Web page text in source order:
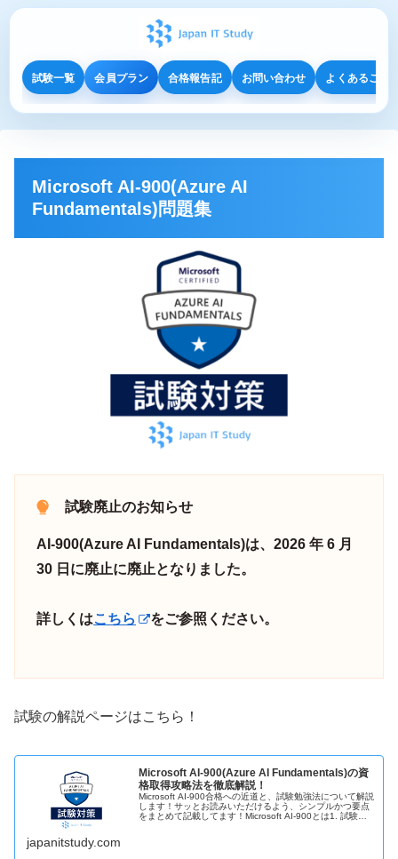
試験一覧 会員プラン 合格報告記 お問い合わせ よくあるご質
Microsoft AI-900(Azure AI
Fundamentals)問題集
試験廃止のお知らせ
AI-900(Azure AI Fundamentals)は、2026 年 6 月
30 日に廃止に廃止となりました。
詳しくはこちら をご参照ください。
試験の解説ページはこちら！
Microsoft AI-900(Azure AI Fundamentals)の資
格取得攻略法を徹底解説！
Microsoft AI-900合格への近道と、試験勉強法について解説
します！サッとお読みいただけるよう、シンプルかつ要点
をまとめて記載してます！Microsoft AI-900とは1. 試験概
japanitstudy.com